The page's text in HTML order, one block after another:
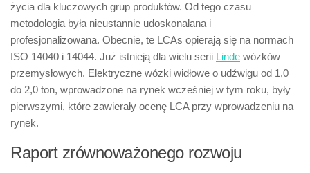
życia dla kluczowych grup produktów. Od tego czasu
metodologia była nieustannie udoskonalana i
profesjonalizowana. Obecnie, te LCAs opierają się na normach
ISO 14040 i 14044. Już istnieją dla wielu serii Linde wózków
przemysłowych. Elektryczne wózki widłowe o udźwigu od 1,0
do 2,0 ton, wprowadzone na rynek wcześniej w tym roku, były
pierwszymi, które zawierały ocenę LCA przy wprowadzeniu na
rynek.
Raport zrównoważonego rozwoju